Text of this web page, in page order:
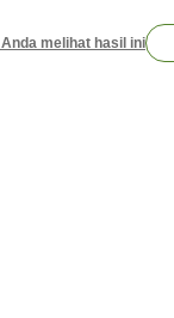
Anda melihat hasil ini